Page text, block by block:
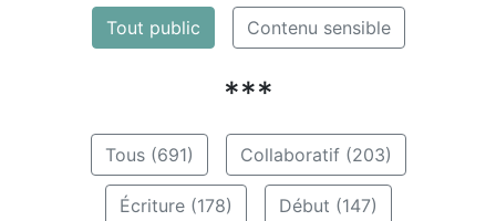
Tout public Contenu sensible
***
Tous (691) Collaboratif (203)
Écriture (178) Début (147)